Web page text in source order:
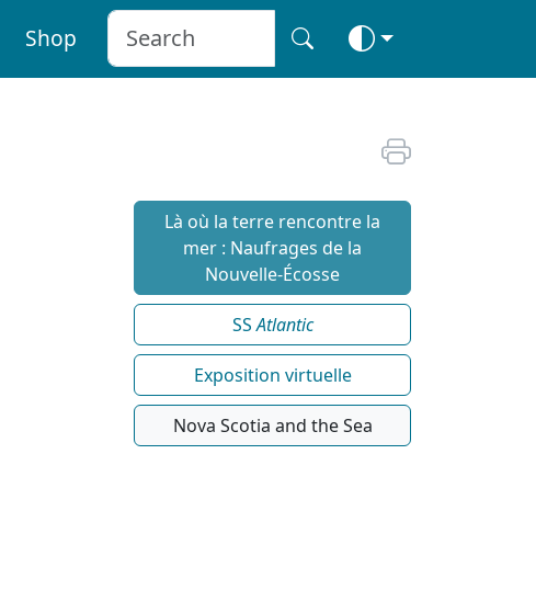
Shop
Là où la terre rencontre la
mer : Naufrages de la
Nouvelle-Écosse
SSAtlantic
Exposition virtuelle
Nova Scotia and the Sea